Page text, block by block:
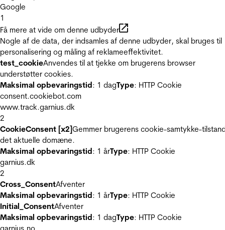
Google
1
Få mere at vide om denne udbyder
Nogle af de data, der indsamles af denne udbyder, skal bruges til
personalisering og måling af reklameeffektivitet.
test_cookieAnvendes til at tjekke om brugerens browser
understøtter cookies.
Maksimal opbevaringstid: 1 dagType: HTTP Cookie
consent.cookiebot.com
www.track.garnius.dk
2
CookieConsent [x2]Gemmer brugerens cookie-samtykke-
det aktuelle domæne.
Maksimal opbevaringstid: 1 årType: HTTP Cookie
garnius.dk
2
Cross_ConsentAfventer
Maksimal opbevaringstid: 1 årType: HTTP Cookie
Initial_ConsentAfventer
Maksimal opbevaringstid: 1 dagType: HTTP Cookie